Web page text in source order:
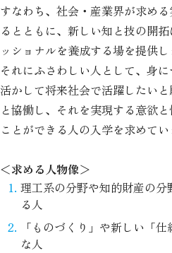
すなわち、社会・産業界が求め
るとともに、新しい知と技の開
ッショナルを養成する場を提供し
それにふさわしい人として、身
活かして将来社会で活躍したい
と協働し、それを実現する意欲
ことができる人の入学を求めてい
＜求める人物像＞
理工系の分野や知的財産の分
る人
「ものづくり」や新しい「
な人